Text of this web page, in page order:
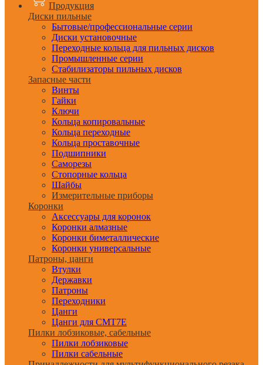
Продукция
Диски пильные
Бытовые/профессиональные серии
Диски установочные
Переходные кольца для пильных дисков
Промышленные серии
Стабилизаторы пильных дисков
Запасные части
Винты
Гайки
Ключи
Кольца копировальные
Кольца переходные
Кольца проставочные
Подшипники
Саморезы
Стопорные кольца
Шайбы
Измерительные приборы
Коронки
Аксессуары для коронок
Коронки алмазные
Коронки биметаллические
Коронки универсальные
Патроны, цанги
Втулки
Державки
Патроны
Переходники
Цанги
Цанги для CMT7E
Пилки лобзиковые, сабельные
Пилки лобзиковые
Пилки сабельные